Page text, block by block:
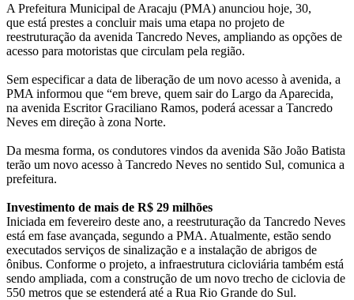
A Prefeitura Municipal de Aracaju (PMA) anunciou hoje, 30,
que está prestes a concluir mais uma etapa no projeto de
reestruturação da avenida Tancredo Neves, ampliando as opções de
acesso para motoristas que circulam pela região.
Sem especificar a data de liberação de um novo acesso à avenida, a
PMA informou que “em breve, quem sair do Largo da Aparecida,
na avenida Escritor Graciliano Ramos, poderá acessar a Tancredo
Neves em direção à zona Norte.
Da mesma forma, os condutores vindos da avenida São João Batista
terão um novo acesso à Tancredo Neves no sentido Sul, comunica a
prefeitura.
Investimento de mais de R$ 29 milhões
Iniciada em fevereiro deste ano, a reestruturação da Tancredo Neves
está em fase avançada, segundo a PMA. Atualmente, estão sendo
executados serviços de sinalização e a instalação de abrigos de
ônibus. Conforme o projeto, a infraestrutura cicloviária também está
sendo ampliada, com a construção de um novo trecho de ciclovia de
550 metros que se estenderá até a Rua Rio Grande do Sul.